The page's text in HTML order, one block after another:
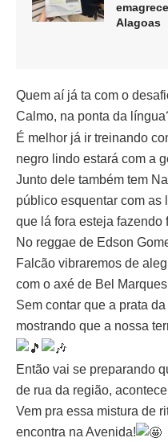
Alagoas
Quem aí já ta com o
Calmo, na ponta da
É melhor já ir treinando
negro lindo estará com a
Junto dele também tem
público esquentar com as
que lá fora esteja fazendo
No reggae de Edson
Falcão vibraremos de
com o axé de Bel
Sem contar que a prata
mostrando que a nossa
Então vai se preparando
de rua da região,
Vem pra essa mistura de
encontra na Avenida!